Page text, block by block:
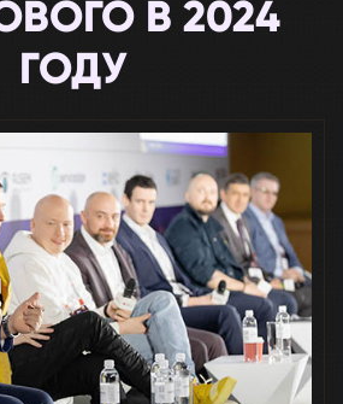
В 2024
ГОДУ